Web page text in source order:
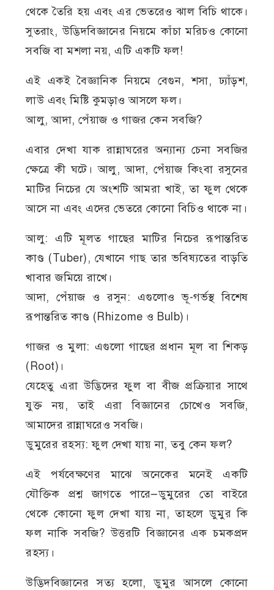
থেকে তৈরি হয় এবং এর ভেতরেও ঝাল বিচি থাকে।
সুতরাং, উদ্ভিদবিজ্ঞানের নিয়মে কাঁচা মরিচও কোনো
সবজি বা মশলা নয়, এটি একটি ফল!
এই একই বৈজ্ঞানিক নিয়মে বেগুন, শসা, ঢ্যাঁড়শ,
লাউ এবং মিষ্টি কুমড়াও আসলে ফল।
আলু, আদা, পেঁয়াজ ও গাজর কেন সবজি?
এবার দেখা যাক রান্নাঘরের অন্যান্য চেনা সবজির
ক্ষেত্রে কী ঘটে। আলু, আদা, পেঁয়াজ কিংবা রসুনের
মাটির নিচের যে অংশটি আমরা খাই, তা ফুল থেকে
আসে না এবং এদের ভেতরে কোনো বিচিও থাকে না।
আলু: এটি মূলত গাছের মাটির নিচের রূপান্তরিত
কাণ্ড (Tuber), যেখানে গাছ তার ভবিষ্যতের বাড়তি
খাবার জমিয়ে রাখে।
আদা, পেঁয়াজ ও রসুন: এগুলোও ভূ-গর্ভস্থ বিশেষ
রূপান্তরিত কাণ্ড (Rhizome ও Bulb)।
গাজর ও মুলা: এগুলো গাছের প্রধান মূল বা শিকড়
(Root)।
যেহেতু এরা উদ্ভিদের ফুল বা বীজ প্রক্রিয়ার সাথে
যুক্ত নয়, তাই এরা বিজ্ঞানের চোখেও সবজি,
আমাদের রান্নাঘরেও সবজি।
ডুমুরের রহস্য: ফুল দেখা যায় না, তবু কেন ফল?
এই পর্যবেক্ষণের মাঝে অনেকের মনেই একটি
যৌক্তিক প্রশ্ন জাগতে পারে—ডুমুরের তো বাইরে
থেকে কোনো ফুল দেখা যায় না, তাহলে ডুমুর কি
ফল নাকি সবজি? উত্তরটি বিজ্ঞানের এক চমকপ্রদ
রহস্য।
উদ্ভিদবিজ্ঞানের সত্য হলো, ডুমুর আসলে কোনো